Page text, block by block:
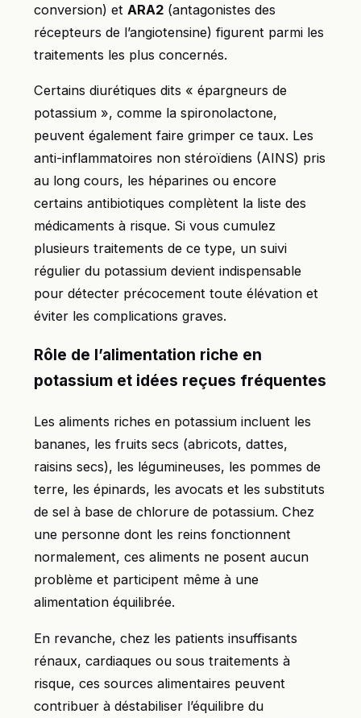
conversion) et ARA2 (antagonistes des
récepteurs de l’angiotensine) figurent parmi les
traitements les plus concernés.
Certains diurétiques dits « épargneurs de
potassium », comme la spironolactone,
peuvent également faire grimper ce taux. Les
anti-inflammatoires non stéroïdiens (AINS) pris
au long cours, les héparines ou encore
certains antibiotiques complètent la liste des
médicaments à risque. Si vous cumulez
plusieurs traitements de ce type, un suivi
régulier du potassium devient indispensable
pour détecter précocement toute élévation et
éviter les complications graves.
Rôle de l’alimentation riche en
potassium et idées reçues fréquentes
Les aliments riches en potassium incluent les
bananes, les fruits secs (abricots, dattes,
raisins secs), les légumineuses, les pommes de
terre, les épinards, les avocats et les substituts
de sel à base de chlorure de potassium. Chez
une personne dont les reins fonctionnent
normalement, ces aliments ne posent aucun
problème et participent même à une
alimentation équilibrée.
En revanche, chez les patients insuffisants
rénaux, cardiaques ou sous traitements à
risque, ces sources alimentaires peuvent
contribuer à déstabiliser l’équilibre du